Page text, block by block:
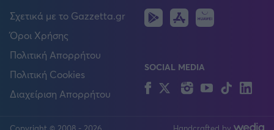
Σχετικά με το Gazzetta.gr
Όροι Χρήσης
Πολιτική Απορρήτου
Πολιτική Cookies
Διαχείριση Απορρήτου
Android
IOS
SOCIAL MEDIA
FacebookTwitterInstagram
YouTubeTikTok
Copyright © 2008 - 2026 Handcrafted by